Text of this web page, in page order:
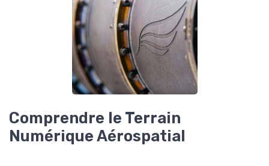
Comprendre le Terrain
Numérique Aérospatial